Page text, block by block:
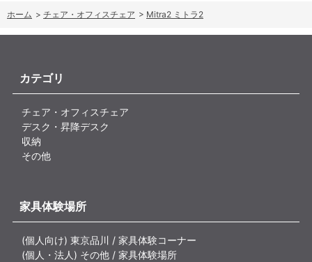
ホーム > チェア・オフィスチェア > Mitra2 ミトラ2
カテゴリ
チェア・オフィスチェア
デスク・昇降デスク
収納
その他
家具体験場所
(個人向け) 東京品川 / 家具体験コーナー
(個人・法人) その他 / 家具体験場所